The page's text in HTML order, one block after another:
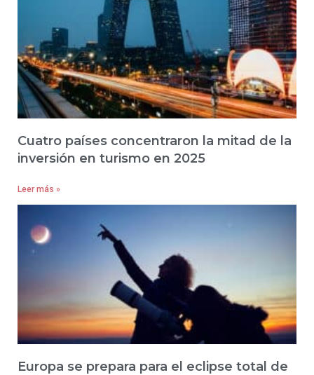
Cuatro países concentraron la mitad de la
inversión en turismo en 2025
Leer más »
Europa se prepara para el eclipse total de